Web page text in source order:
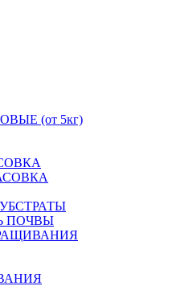
(от 5кг)
ПОЧВЫ